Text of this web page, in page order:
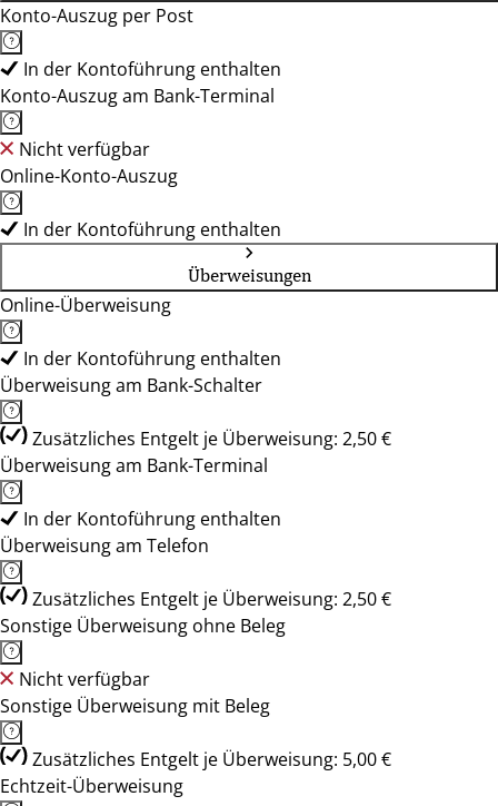
Konto-Auszug per Post
In der Kontoführung enthalten
Konto-Auszug am Bank-Terminal
Nicht verfügbar
Online-Konto-Auszug
In der Kontoführung enthalten
Überweisungen
Online-Überweisung
In der Kontoführung enthalten
Überweisung am Bank-Schalter
Zusätzliches Entgelt je Überweisung: 2,50 €
Überweisung am Bank-Terminal
In der Kontoführung enthalten
Überweisung am Telefon
Zusätzliches Entgelt je Überweisung: 2,50 €
Sonstige Überweisung ohne Beleg
Nicht verfügbar
Sonstige Überweisung mit Beleg
Zusätzliches Entgelt je Überweisung: 5,00 €
Echtzeit-Überweisung